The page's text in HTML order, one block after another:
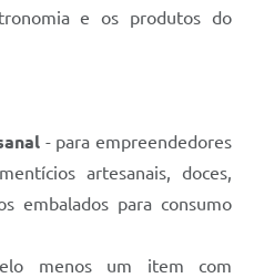
e os produtos do
- para empreendedores
artesanais, doces,
embalados para consumo
menos um item com